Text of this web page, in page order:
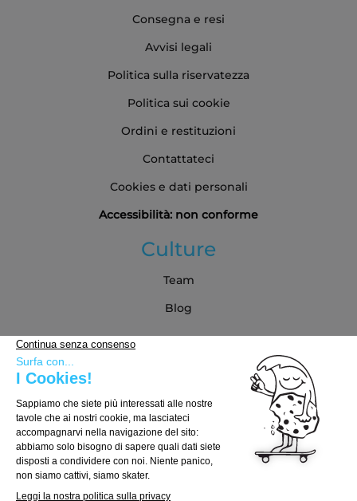
Consegna e resi
Avvisi legali
Politica sulla riservatezza
Politica sui cookie
Ordini e restituzioni
Contattateci
Cookies e dati personali
Accessibilità: non conforme
Culture
Team
Blog
Guida all'acquisto
Come scegliere la tua tavola